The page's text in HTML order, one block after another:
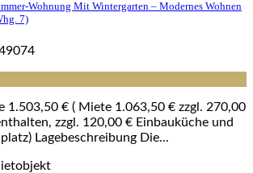
Wohnung Mit Wintergarten – Modernes Wohnen
7)
1.503,50 € ( Miete 1.063,50 € zzgl. 270,00
zzgl. 120,00 € Einbauküche und
Lagebeschreibung Die...